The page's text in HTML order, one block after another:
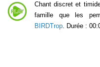
Chant discret et
famille que les
BIRDTrop. Durée :